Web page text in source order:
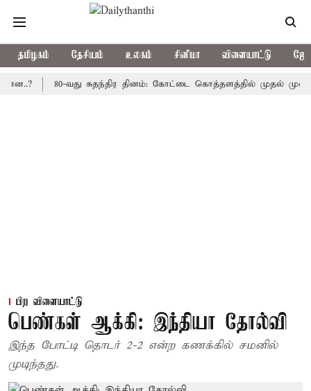
தமிழகம் தேசியம் உலகம் சினிமா விளையாட்டு
80-வது சுதந்திர தினம்: கோட்டை கொத்தளத்தில் முதல் முறையாக
பிற விளையாட்டு
பெண்கள் ஆக்கி: இந்தியா தோல்வி
இந்த போட்டி தொடர் 2-2 என்ற கணக்கில் சமனில்
முடிந்தது.